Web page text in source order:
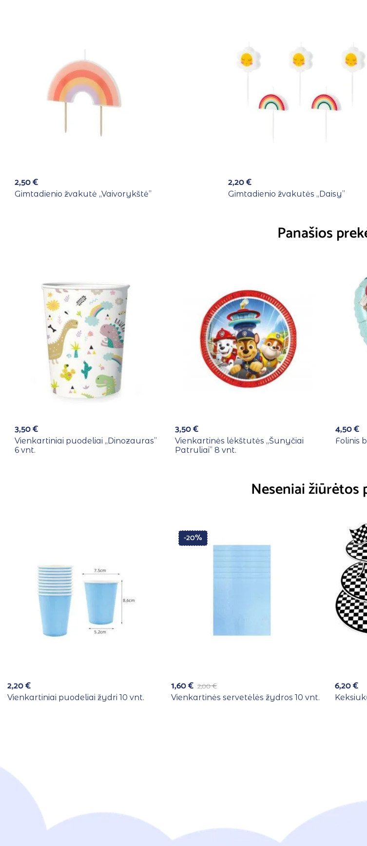
2,50€
Gimtadienio žvakutė ,,Vaivorykštė”
2,20€
Gimtadienio žvakutės ,,Daisy”
Panašios
3,50€
Vienkartiniai puodeliai ,,Dinozauras”
6 vnt.
3,50€
Vienkartinės lėkštutės ,,Šunyčiai
Patruliai” 8 vnt.
4,50€
Folinis
Neseniai žiūrėtos
2,20€
Vienkartiniai puodeliai žydri 10 vnt.
-20%
2,00€
1,60€
Vienkartinės servetėlės žydros 10 vnt.
6,20€